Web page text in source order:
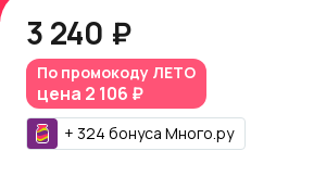
3 240 ₽
По промокоду ЛЕТО
цена 2 106 ₽
+ 324 бонуса Много.ру